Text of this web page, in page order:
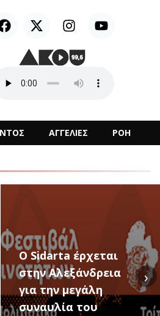
ΑΓΓΕΛΙΕΣ ΡΟΗ
Καλλιτεχνικές
Εκδηλώσεις Νέου
Προδρόμου Ημαθίας
›